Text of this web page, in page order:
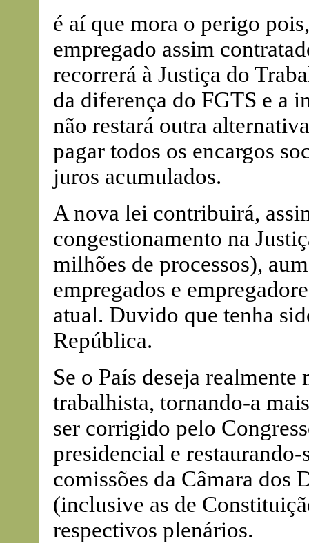
é aí que mora o perigo
empregado assim
recorrerá à Justiça do
da diferença do FGTS e a
não restará outra
pagar todos os encargos
juros acumulados.
A nova lei contribuirá,
congestionamento na
milhões de processos),
empregados e
atual. Duvido que tenha
República.
Se o País deseja
trabalhista, tornando-a
ser corrigido pelo
presidencial e
comissões da Câmara dos
(inclusive as de
respectivos plenários.